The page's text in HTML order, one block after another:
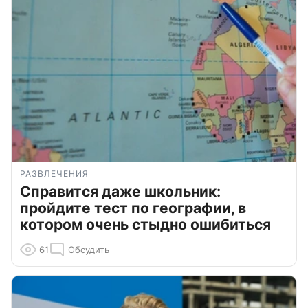
РАЗВЛЕЧЕНИЯ
Справится даже школьник:
пройдите тест по географии, в
котором очень стыдно ошибиться
61 Обсудить